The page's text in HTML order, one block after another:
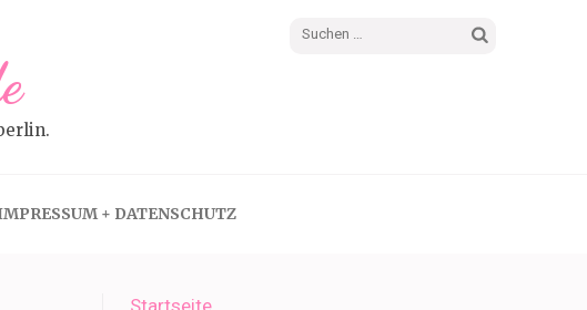
Suchen
+ DATENSCHUTZ
Startseite